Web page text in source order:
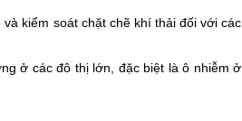
kiểm soát chặt chẽ khí thải đối với các
ở các đô thị lớn, đặc biệt là ô nhiễm ở